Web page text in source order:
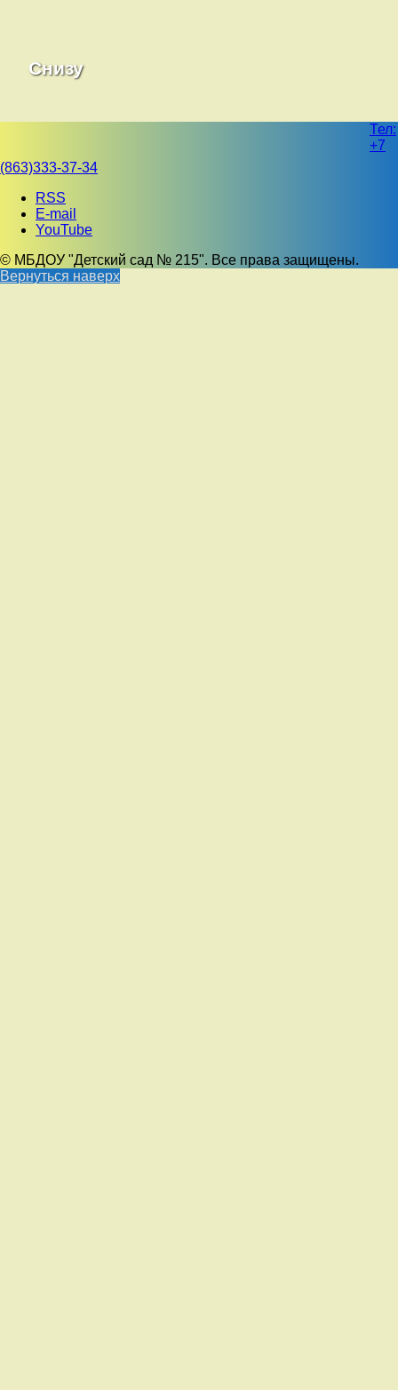
Снизу
Тел:
+7
(863)333-37-34
RSS
E-mail
YouTube
© МБДОУ "Детский сад № 215". Все права защищены.
Вернуться наверх